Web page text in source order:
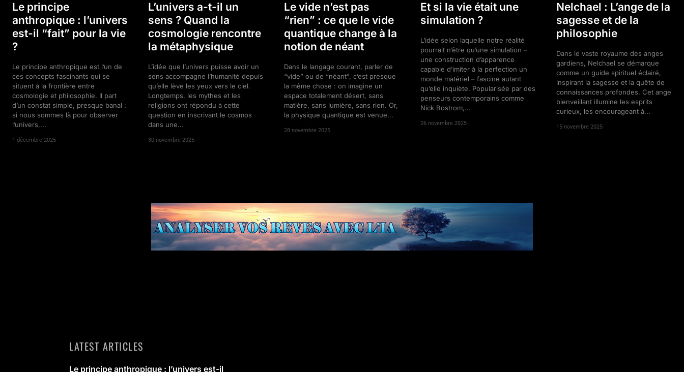
Le principe
anthropique : l’univers
est-il “fait” pour la vie
?
Le principe anthropique est l’un de
ces concepts fascinants qui se
situent à la frontière entre
cosmologie et philosophie. Il part
d’un constat simple, presque banal :
si nous sommes là pour observer
l’univers,...
1 décembre 2025
L’univers a-t-il un
sens ? Quand la
cosmologie rencontre
la métaphysique
L’idée que l’univers puisse avoir un
sens accompagne l’humanité depuis
qu’elle lève les yeux vers le ciel.
Longtemps, les mythes et les
religions ont répondu à cette
question en inscrivant le cosmos
dans une...
30 novembre 2025
Le vide n’est pas
“rien” : ce que le vide
quantique change à la
notion de néant
Dans le langage courant, parler de
“vide” ou de “néant”, c’est presque
la même chose : on imagine un
espace totalement désert, sans
matière, sans lumière, sans rien. Or,
la physique quantique est venue...
28 novembre 2025
Et si la vie était une
simulation ?
L’idée selon laquelle notre réalité
pourrait n’être qu’une simulation –
une construction d’apparence
capable d’imiter à la perfection un
monde matériel – fascine autant
qu’elle inquiète. Popularisée par des
penseurs contemporains comme
Nick Bostrom,...
26 novembre 2025
Nelchael : L’ange de la
sagesse et de la
philosophie
Dans le vaste royaume des anges
gardiens, Nelchael se démarque
comme un guide spirituel éclairé,
inspirant la sagesse et la quête de
connaissances profondes. Cet ange
bienveillant illumine les esprits
curieux, les encourageant à...
15 novembre 2025
LATEST ARTICLES
Le principe anthropique : l’univers est-il